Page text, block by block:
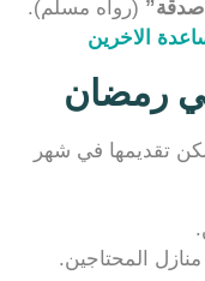
(رواه مسلم).
الاخرين
رمضان
تقديمها في شهر
المحتاجين.